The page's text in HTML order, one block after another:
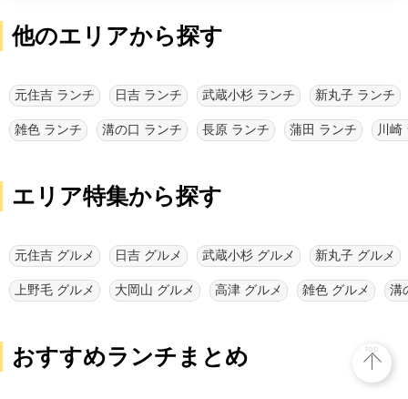
他のエリアから探す
元住吉 ランチ 日吉 ランチ 武蔵小杉 ランチ 新丸子 ランチ
雑色 ランチ 溝の口 ランチ 長原 ランチ 蒲田 ランチ 川崎
エリア特集から探す
元住吉 グルメ 日吉 グルメ 武蔵小杉 グルメ 新丸子 グルメ
上野毛 グルメ 大岡山 グルメ 高津 グルメ 雑色 グルメ 溝
おすすめランチまとめ top